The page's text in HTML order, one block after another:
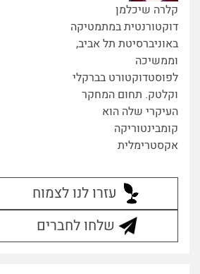
קלרה שיכלמן
דוקטורנטית במתמטיקה
באוניברסיטת תל אביב,
וממשיכה
לפוסטדוקטורט בברקלי
וקלטק. תחום המחקר
העיקרי שלה הוא
קומבינטוריקה
אקסטרימלית
עזרו לנו לצמוח
שלחו לחברים